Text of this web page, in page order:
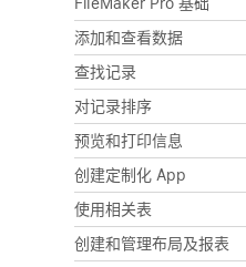
添加和查看数据
查找记录
对记录排序
预览和打印信息
创建定制化 App
使用相关表
创建和管理布局及报表